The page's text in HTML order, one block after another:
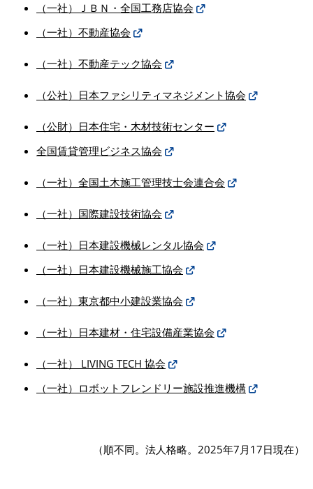
（一社）ＪＢＮ・全国工務店協会
（一社）不動産協会
（一社）不動産テック協会
（公社）日本ファシリティマネジメント協会
（公財）日本住宅・木材技術センター
全国賃貸管理ビジネス協会
（一社）全国土木施工管理技士会連合会
（一社）国際建設技術協会
（一社）日本建設機械レンタル協会
（一社）日本建設機械施工協会
（一社）東京都中小建設業協会
（一社）日本建材・住宅設備産業協会
（一社） LIVING TECH 協会
（一社）ロボットフレンドリー施設推進機構
（順不同。法人格略。2025年7月17日現在）